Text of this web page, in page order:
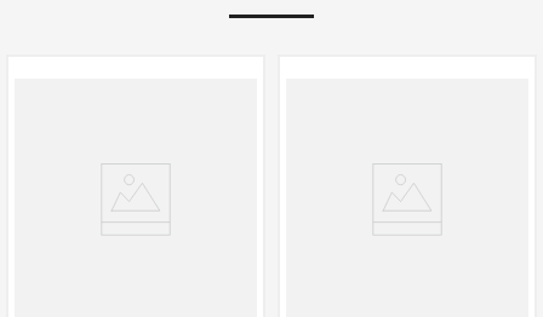
PUM - Unidad
de Medida